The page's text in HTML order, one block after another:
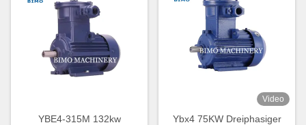
YBE4-315M 132kw
Video
Ybx4 75KW Dreiphasiger